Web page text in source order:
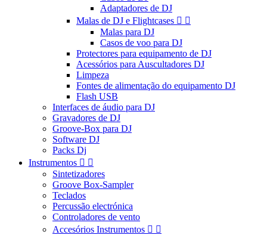
Adaptadores de DJ
Malas de DJ e Flightcases  
Malas para DJ
Casos de voo para DJ
Protectores para equipamento de DJ
Acessórios para Auscultadores DJ
Limpeza
Fontes de alimentação do equipamento DJ
Flash USB
Interfaces de áudio para DJ
Gravadores de DJ
Groove-Box para DJ
Software DJ
Packs Dj
Instrumentos  
Sintetizadores
Groove Box-Sampler
Teclados
Percussão electrónica
Controladores de vento
Accesórios Instrumentos  